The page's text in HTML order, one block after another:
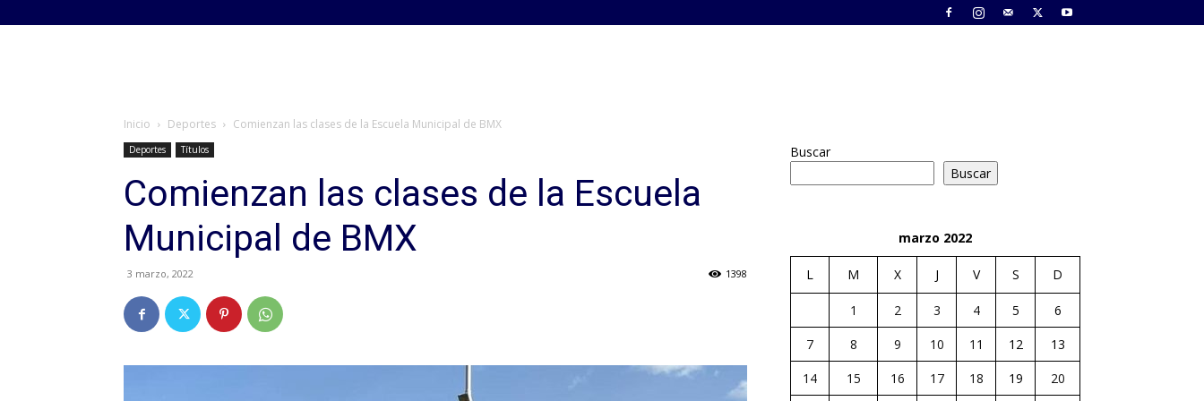
Inicio Deportes Comienzan las clases de la Escuela Municipal de BMX
Deportes Títulos
Comienzan las clases de la Escuela
Municipal de BMX
3 marzo, 2022 1398
Buscar
Buscar
marzo 2022
L M X J V S D
1 2 3 4 5
6
7
8 9 10 11 12
13
14
15 16 17 18 19 20